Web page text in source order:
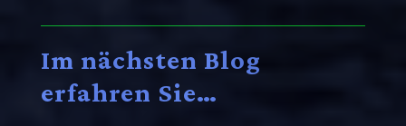
Im nächsten Blog
erfahren Sie…